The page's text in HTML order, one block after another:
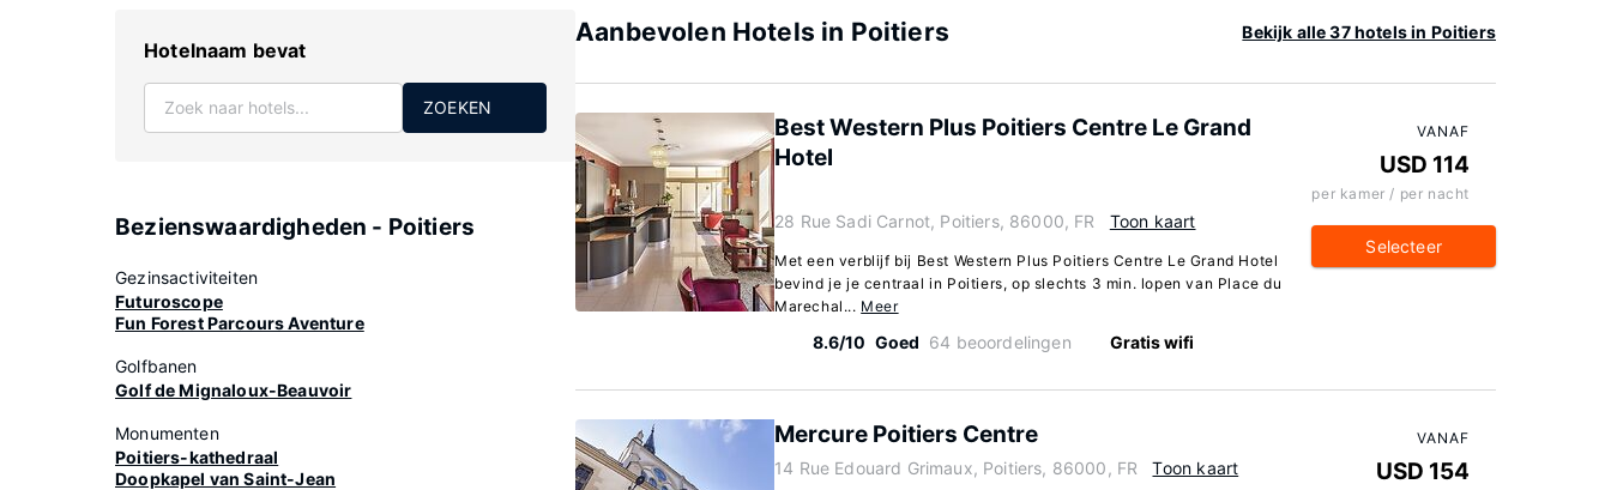
Hotelnaam bevat
ZOEKEN
Bezienswaardigheden - Poitiers
Gezinsactiviteiten
Futuroscope
Fun Forest Parcours Aventure
Golfbanen
Golf de Mignaloux-Beauvoir
Monumenten
Poitiers-kathedraal
Doopkapel van Saint-Jean
Aanbevolen Hotels in Poitiers Bekijk alle 37 hotels in Poitiers
Best Western Plus Poitiers Centre Le Grand
Hotel
28 Rue Sadi Carnot, Poitiers, 86000, FR Toon kaart
Met een verblijf bij Best Western Plus Poitiers Centre Le Grand Hotel
bevind je je centraal in Poitiers, op slechts 3 min. lopen van Place du
Marechal... Meer
8.6/10 Goed 64 beoordelingen Gratis wifi
VANAF
USD 114
per kamer / per nacht
Selecteer
Mercure Poitiers Centre
14 Rue Edouard Grimaux, Poitiers, 86000, FR Toon kaart
VANAF
USD 154